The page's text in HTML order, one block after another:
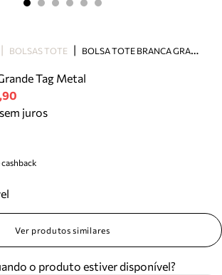
pedidos, devoluções e mais.
pedidos e solicite devoluções.
BOLSAS TOTE B
OLSA TOTE BRANCA GRANDE TAG METAL
Tag Metal
juros
cashback
Ver produtos similares
o produto estiver disponível?